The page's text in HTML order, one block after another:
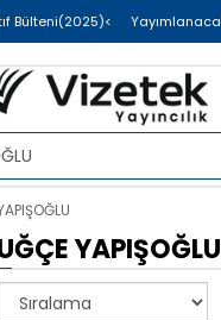
>Atıf Bülteni(2025)
YAPIŞOĞLU